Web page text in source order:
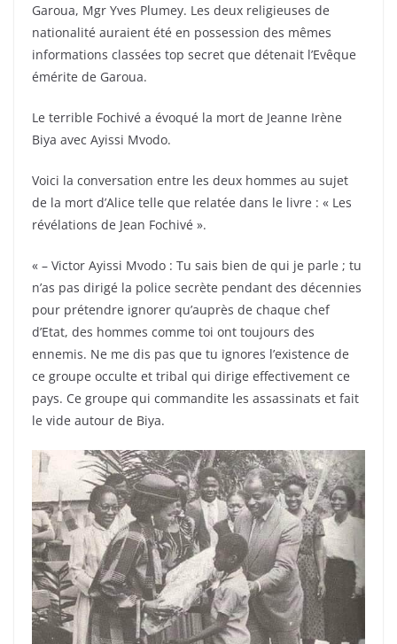
Garoua, Mgr Yves Plumey. Les deux religieuses de
nationalité auraient été en possession des mêmes
informations classées top secret que détenait l’Evêque
émérite de Garoua.
Le terrible Fochivé a évoqué la mort de Jeanne Irène
Biya avec Ayissi Mvodo.
Voici la conversation entre les deux hommes au sujet
de la mort d’Alice telle que relatée dans le livre : « Les
révélations de Jean Fochivé ».
« – Victor Ayissi Mvodo : Tu sais bien de qui je parle ; tu
n’as pas dirigé la police secrète pendant des décennies
pour prétendre ignorer qu’auprès de chaque chef
d’Etat, des hommes comme toi ont toujours des
ennemis. Ne me dis pas que tu ignores l’existence de
ce groupe occulte et tribal qui dirige effectivement ce
pays. Ce groupe qui commandite les assassinats et fait
le vide autour de Biya.